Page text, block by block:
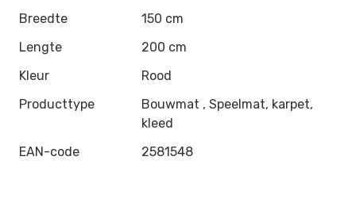
Breedte
150 cm
Lengte
200 cm
Kleur
Rood
Producttype
Bouwmat , Speelmat, karpet,
kleed
EAN-code
2581548